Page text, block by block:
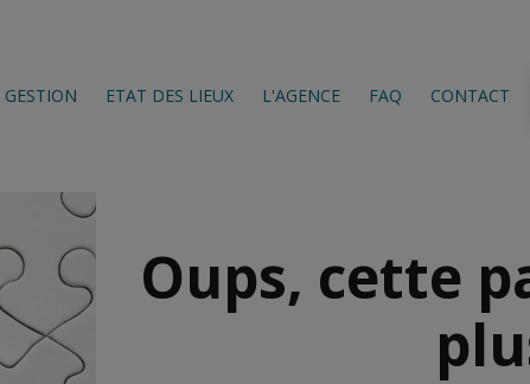
GESTION ETAT DES LIEUX L'AGENCE FAQ CONTACT
Oups, cette